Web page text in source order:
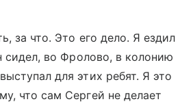
за что. Это его дело. Я ездил
сидел, во Фролово, в колонию
для этих ребят. Я это
что сам Сергей не делает